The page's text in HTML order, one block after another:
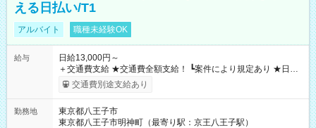
える日払い/T1
アルバイト 職種未経験OK
給与
日給13,000円～
＋交通費支給 ★交通費全額支給！ ┗案件により規定あり ★日払
いOK！（規定あり） ┗働いたその日に現金GET♪ お仕事後はコ
ンビニATMから 日払い分を引き落とせます！ 【試用期間】試
交通費別途支給あり
勤務地
東京都八王子市
東京都八王子市明神町（最寄り駅：京王八王子駅）